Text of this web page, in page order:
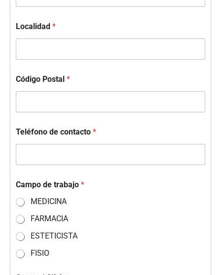
Localidad *
Código Postal *
Teléfono de contacto *
Campo de trabajo *
MEDICINA
FARMACIA
ESTETICISTA
FISIO